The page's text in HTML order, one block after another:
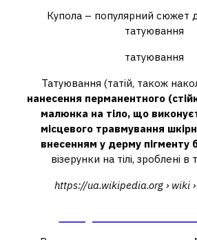
Купола – популярний сюжет
татуювання
татуювання
Татуювання (татій, також
нанесення перманентного
малюнка на тіло, що
місцевого травмування
внесенням у дерму пігменту
візерунки на тілі, зроблені в
https://ua.wikipedia.org › wiki